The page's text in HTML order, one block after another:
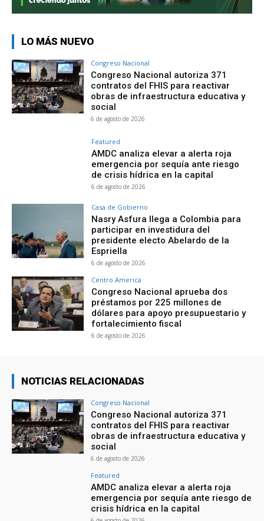
LO MÁS NUEVO
Congreso Nacional
Congreso Nacional autoriza 371
contratos del FHIS para reactivar
obras de infraestructura educativa y
social
6 de agosto de 2026
Featured
AMDC analiza elevar a alerta roja
emergencia por sequía ante riesgo
de crisis hídrica en la capital
6 de agosto de 2026
Casa de Gobierno
Nasry Asfura llega a Colombia para
participar en investidura del
presidente electo Abelardo de la
Espriella
6 de agosto de 2026
Centro America
Congreso Nacional aprueba dos
préstamos por 225 millones de
dólares para apoyo presupuestario y
fortalecimiento fiscal
6 de agosto de 2026
NOTICIAS RELACIONADAS
Congreso Nacional
Congreso Nacional autoriza 371
contratos del FHIS para reactivar
obras de infraestructura educativa y
social
6 de agosto de 2026
Featured
AMDC analiza elevar a alerta roja
emergencia por sequía ante riesgo de
crisis hídrica en la capital